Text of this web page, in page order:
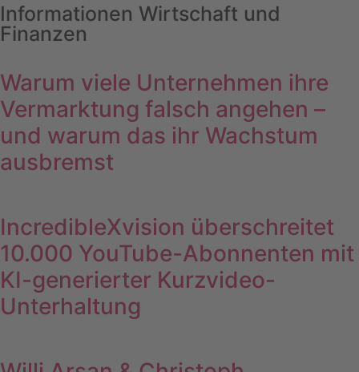
Informationen Wirtschaft und
Finanzen
Warum viele Unternehmen ihre
Vermarktung falsch angehen –
und warum das ihr Wachstum
ausbremst
IncredibleXvision überschreitet
10.000 YouTube-Abonnenten mit
KI-generierter Kurzvideo-
Unterhaltung